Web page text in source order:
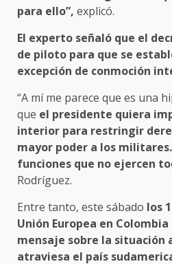
para ello”, explicó.
El experto señaló que el
de piloto para que se
excepción de conmoción
“A mí me parece que es una
que el presidente quiera
interior para restringir
mayor poder a los
funciones que no ejercen
Rodríguez.
Entre tanto, este sábado los
Unión Europea en
mensaje sobre la situación
atraviesa el país